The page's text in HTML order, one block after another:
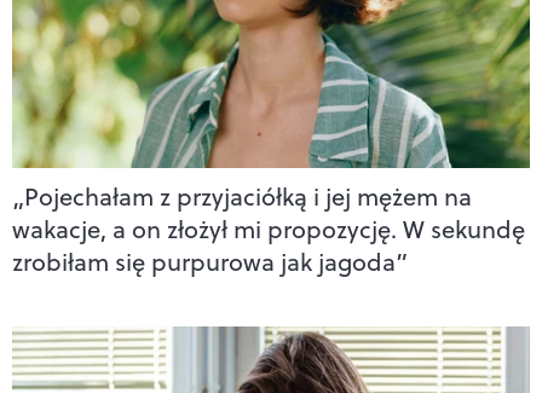
„Pojechałam z przyjaciółką i jej mężem na
wakacje, a on złożył mi propozycję. W sekundę
zrobiłam się purpurowa jak jagoda”